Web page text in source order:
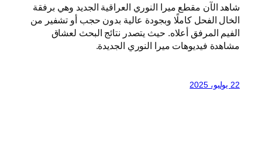
شاهد الآن مقطع ميرا النوري العراقية الجديد وهي برفقة
الخال الفحل كاملًا وبجودة عالية بدون حجب أو تشفير من
الفيم المرفق أعلاه. حيث يتصدر نتائج البحث لعشاق
مشاهدة فيديوهات ميرا النوري الجديدة.
22 يوليو، 2025